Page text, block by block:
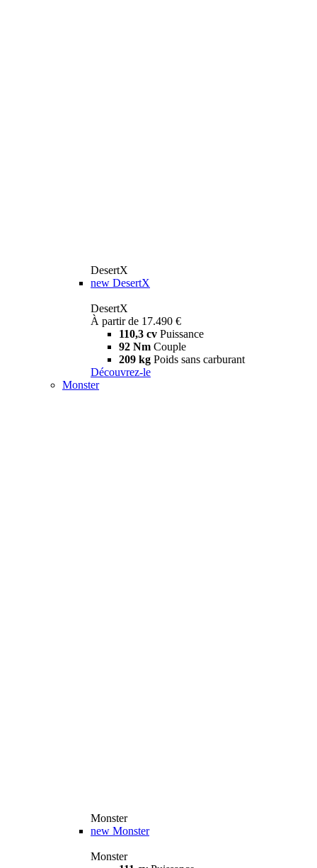
DesertX
new DesertX
DesertX
À partir de 17.490 €
110,3 cv Puissance
92 Nm Couple
209 kg Poids sans carburant
Découvrez-le
Monster
Monster
new Monster
Monster